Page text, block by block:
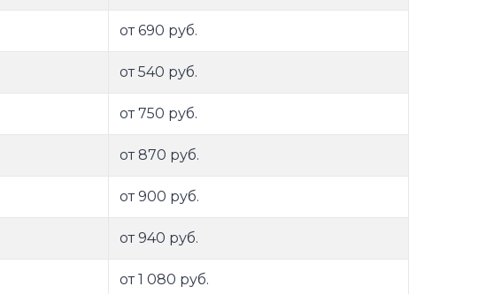
от 690 руб.
от 540 руб.
от 750 руб.
от 870 руб.
от 900 руб.
от 940 руб.
от 1 080 руб.